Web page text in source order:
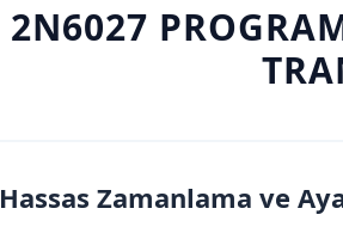
2N6027
Hassas Zamanlama ve